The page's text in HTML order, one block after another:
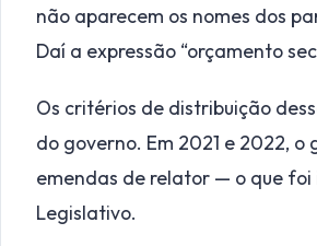
não aparecem os nomes dos
Daí a expressão “orçamento
Os critérios de distribuição
do governo. Em 2021 e 2022, o
emendas de relator — o que
Legislativo.